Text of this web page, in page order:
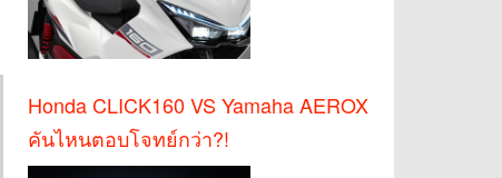
Honda CLICK160 VS Yamaha AEROX
คันไหนตอบโจทย์กว่า?!